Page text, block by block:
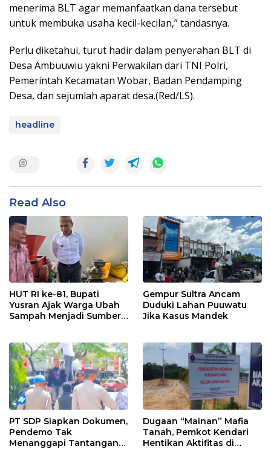
menerima BLT agar memanfaatkan dana tersebut
untuk membuka usaha kecil-kecilan,” tandasnya.
Perlu diketahui, turut hadir dalam penyerahan BLT di
Desa Ambuuwiu yakni Perwakilan dari TNI Polri,
Pemerintah Kecamatan Wobar, Badan Pendamping
Desa, dan sejumlah aparat desa.(Red/LS).
headline
Read Also
HUT RI ke-81, Bupati
Yusran Ajak Warga Ubah
Sampah Menjadi Sumber
Gempur Sultra Ancam
Duduki Lahan Puuwatu
Jika Kasus Mandek
PT SDP Siapkan Dokumen,
Pendemo Tak
Menanggapi Tantangan
Dugaan “Mainan” Mafia
Tanah, Pemkot Kendari
Hentikan Aktifitas di